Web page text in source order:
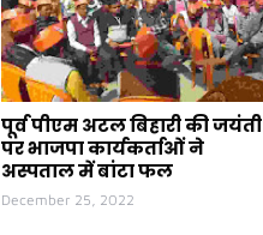
पूर्व पीएम अटल बिहारी की जयंती
पर भाजपा कार्यकर्ताओं ने
अस्पताल में बांटा फल
December 25, 2022